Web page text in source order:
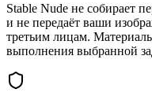
Stable Nude не собирает
и не передаёт ваши
третьим лицам.
выполнения выбранной